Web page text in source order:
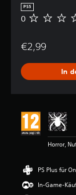
PS5
K
n
B
e
w
u
n
g
0
€2,99
In
Horror,
PS Plus für
In-Game-